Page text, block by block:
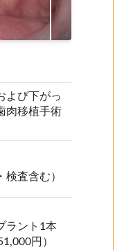
よび下がっ
肉移植手術
検査含む）
ラント1本
円）